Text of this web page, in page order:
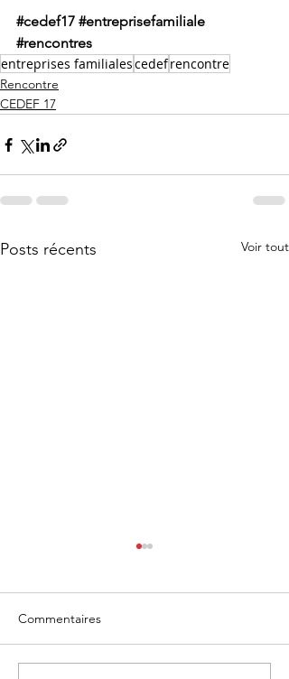
#cedef17 #entreprisefamiliale
#rencontres
entreprises familialescedefrencontre
Rencontre
CEDEF 17
Posts récents Voir tout
Commentaires